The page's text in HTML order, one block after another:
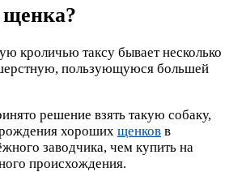
кроличью таксу бывает несколько
пользующуюся большей
решение взять такую собаку,
хороших щенков в
заводчика, чем купить на
происхождения.